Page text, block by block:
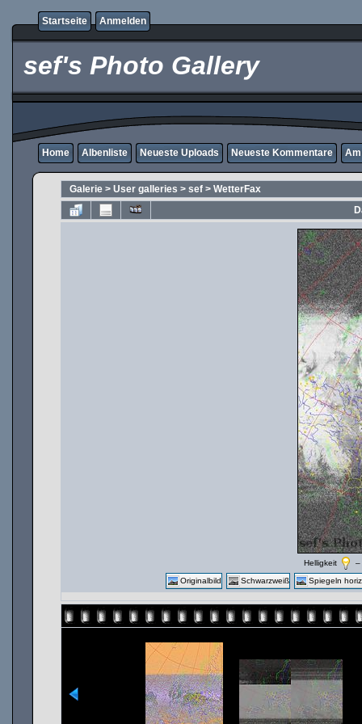
Startseite Anmelden
sef's Photo Gallery
Home Albenliste Neueste Uploads Neueste Kommentare
Galerie > User galleries > sef > WetterFax
Helligkeit
–
Originalbild
Schwarzweiß Spiegeln